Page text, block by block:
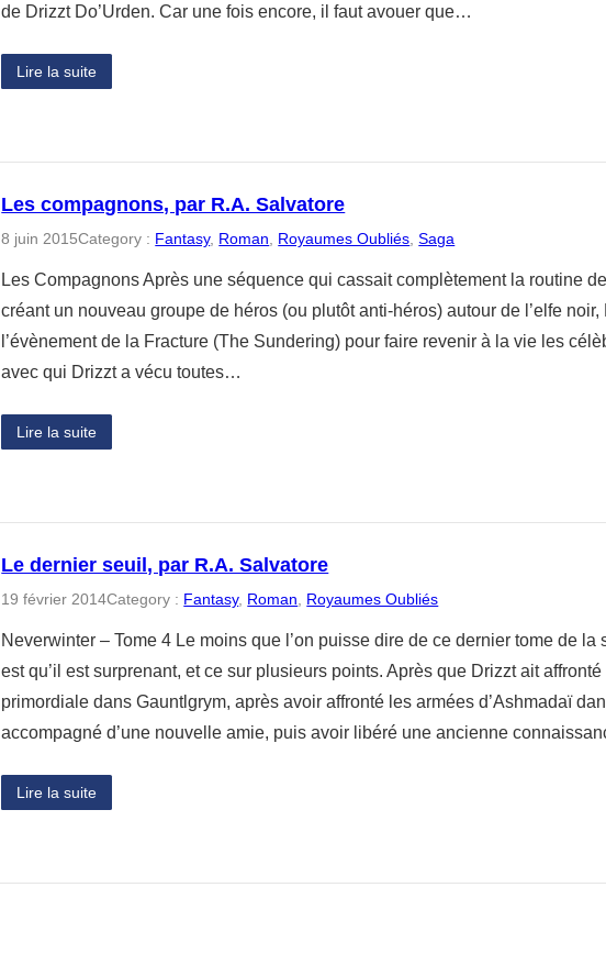
de Drizzt Do’Urden. Car une fois encore, il faut avouer que…
Lire la suite
Les compagnons, par R.A. Salvatore
8 juin 2015Category : Fantasy, Roman Royaumes Oubliés , Saga
Les Compagnons Après une séquence qui cassait complètement la routine
créant un nouveau groupe de héros (ou plutôt anti-héros) autour de l’elfe
l’évènement de la Fracture (The Sundering) pour faire revenir à la vie les
avec qui Drizzt a vécu toutes…
Lire la suite
Le dernier seuil, par R.A. Salvatore
19 février 2014Category : Fantasy, Roman Royaumes Oubliés
Neverwinter – Tome 4 Le moins que l’on puisse dire de ce dernier tome de
est qu’il est surprenant, et ce sur plusieurs points. Après que Drizzt ait
primordiale dans Gauntlgrym, après avoir affronté les armées d’Ashmadaï
accompagné d’une nouvelle amie, puis avoir libéré une ancienne
Lire la suite